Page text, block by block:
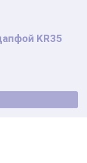
KR35